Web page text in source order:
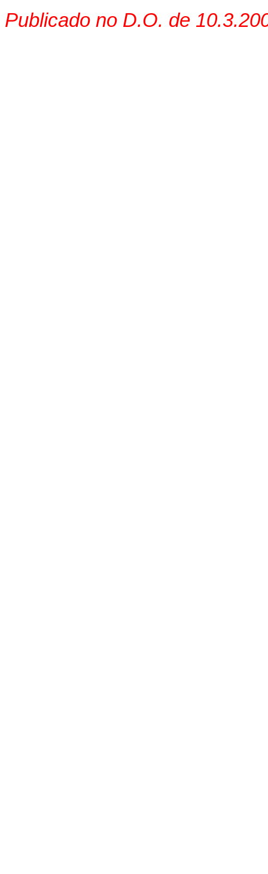
Publicado no D.O. de